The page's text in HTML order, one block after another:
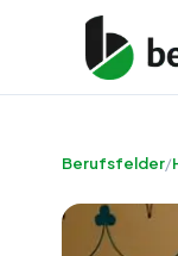
Berufsfelder/